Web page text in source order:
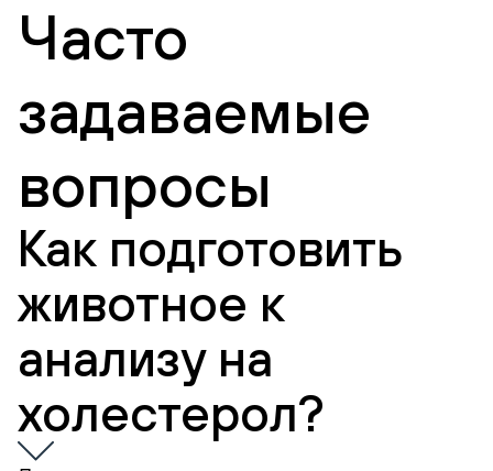
Часто
задаваемые
вопросы
Как подготовить
животное к
анализу на
холестерол?